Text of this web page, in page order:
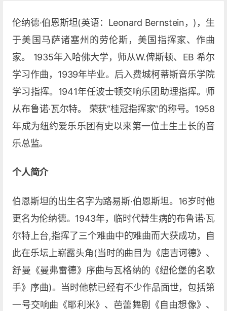
伦纳德·伯恩斯坦(英语：Leonard Bernstein，)，生
于美国马萨诸塞州的劳伦斯，美国指挥家、作曲
家。 1935年入哈佛大学，师从W.俾斯顿、EB 希尔
学习作曲，1939年毕业。后入费城柯蒂斯音乐学院
学习指挥。1941年任波士顿交响乐团助理指挥。师
从布鲁诺·瓦尔特。 荣获“桂冠指挥家”的称号。1958
年成为纽约爱乐乐团有史以来第一位土生土长的音
乐总监。
个人简介
伯恩斯坦的出生名字为路易斯·伯恩斯坦。16岁时他
更名为伦纳德。1943年，临时代替生病的布鲁诺·瓦
尔特上台,指挥了三个难曲中的难曲而大获成功，自
此在乐坛上崭露头角(当时的曲目为《唐吉诃德》、
舒曼《曼弗雷德》序曲与瓦格纳的《纽伦堡的名歌
手》序曲)。当时他就已经有不少作品面世，包括第
一号交响曲《耶利米》、芭蕾舞剧《自由想像》、